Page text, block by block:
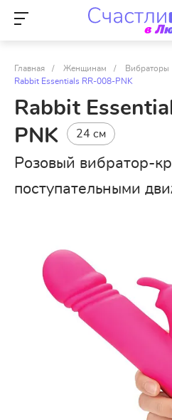
Главная / Женщинам / Вибраторы
Rabbit Essentials RR-008-PNK
Rabbit
PNK
24 см
Розовый вибратор-
поступательными